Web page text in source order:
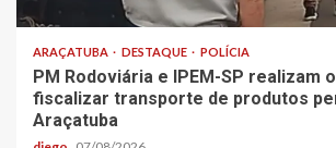
ARAÇATUBA DESTAQUE POLÍCIA
PM Rodoviária e IPEM-SP realizam
fiscalizar transporte de produtos
Araçatuba